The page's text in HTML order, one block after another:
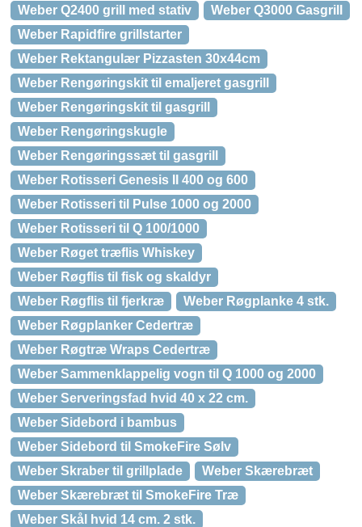
Weber Q2400 grill med stativ
Weber Q3000 Gasgrill
Weber Rapidfire grillstarter
Weber Rektangulær Pizzasten 30x44cm
Weber Rengøringskit til emaljeret gasgrill
Weber Rengøringskit til gasgrill
Weber Rengøringskugle
Weber Rengøringssæt til gasgrill
Weber Rotisseri Genesis II 400 og 600
Weber Rotisseri til Pulse 1000 og 2000
Weber Rotisseri til Q 100/1000
Weber Røget træflis Whiskey
Weber Røgflis til fisk og skaldyr
Weber Røgflis til fjerkræ
Weber Røgplanke 4 stk.
Weber Røgplanker Cedertræ
Weber Røgtræ Wraps Cedertræ
Weber Sammenklappelig vogn til Q 1000 og 2000
Weber Serveringsfad hvid 40 x 22 cm.
Weber Sidebord i bambus
Weber Sidebord til SmokeFire Sølv
Weber Skraber til grillplade
Weber Skærebræt
Weber Skærebræt til SmokeFire Træ
Weber Skål hvid 14 cm. 2 stk.